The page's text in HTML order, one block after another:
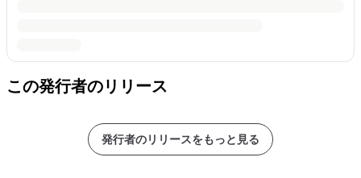
この発行者のリリース
発行者のリリースをもっと見る